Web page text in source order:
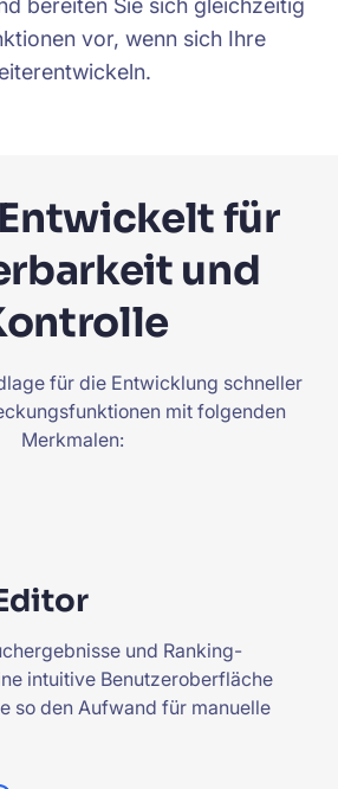
bereiten Sie sich gleichzeitig
vor, wenn sich Ihre
für
und
für die Entwicklung schneller
mit folgenden
Merkmalen:
und Ranking-
intuitive Benutzeroberfläche
so den Aufwand für manuelle